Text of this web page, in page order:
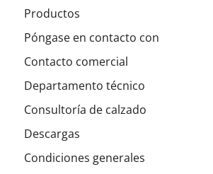
Productos
Póngase en contacto con
Contacto comercial
Departamento técnico
Consultoría de calzado
Descargas
Condiciones generales